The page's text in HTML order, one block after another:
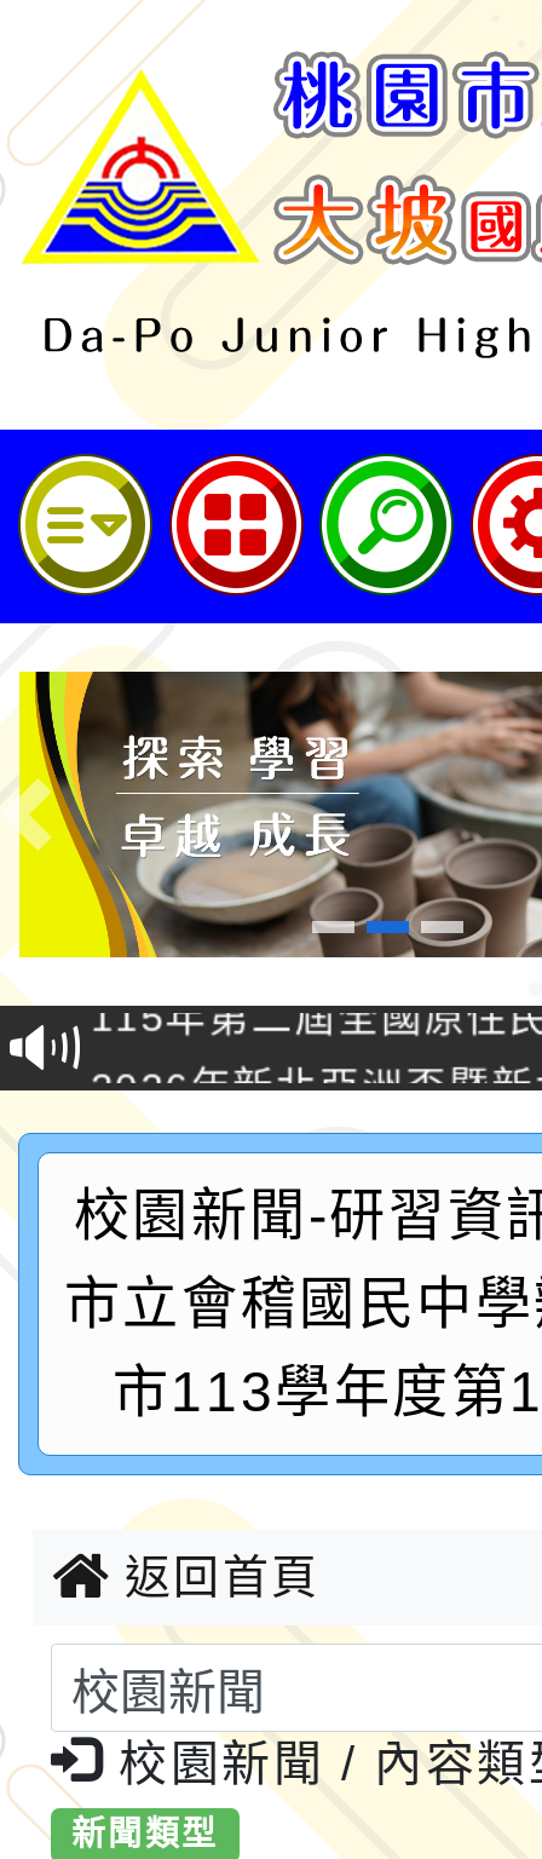
桃園市立大坡國民中學
Previous
轉知桃園市政府交通局
桃「我的減碳存摺2.0
案，詳如說明，請參閱
2026年新北亞洲盃暨
鐵人三項錦標賽
桃園市115學年度學生
「2026年『王牌愛／
運動系列徵選頒獎典禮
成果展」
2026城鎮韌性防空演習
桃園市大溪自造教育及
年八月份教師研習
國立成功大學辦理「台
融平台-教案暨教學示
115學年度「學習扶助
計畫子計畫十一-2：國
小時認證研習計畫」
115年度「教育部表揚
義教育推展貢獻獎」實
轉知桃園市政府交通局
共運輸服務，鼓勵民眾
桃「我的減碳存摺2.0
案，詳如說明，請參閱
115年第二屆全國原住
2026年新北亞洲盃暨
鐵人三項錦標賽
桃園市115學年度學生
校園新聞-研習資
市立會稽國民中
市113學年度第
返回首頁
校園新聞 / 內容類
新聞類型